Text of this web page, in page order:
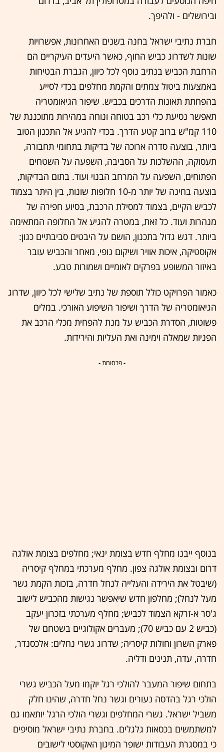
ובירושלים - ולהיפך.
חברת נתיבי ישראל בחנה בשנים האחרונות, אפשרויות
שונות לשדרוג כביש החוף, כאשר היעדים העיקריים הם
הרחבת הכביש בנתיב נוסף לכל כיוון, הגברת הבטיחות
באמצעות ביטול צמתים והקמת מחלפים בכדי לסייע
בהפחתת תאונות הדרכים בכביש. שיפור הגיאומטריה
תאפשר נסיעת כלי רכב בטוחה ונוחה במהירות מתוכננת של
110 קמ"ש ברוב קטע הדרך. בכדי להגיע אל התכנון הטוב
ביותר, בוצעה סדרה ארוכה של בדיקות בתחומי תחבורה,
תעסוקה, ההשלכות על הסביבה, השפעה על השטחים
הפתוחים, השפעה על המרחב הבנוי ועוד. בתום הבדיקות,
בוצעה בחינה של יותר מ-10 חלופות שונות, בין היתר בצמוד
לכביש הקיים, בצמוד למסילת הרכבת, בסיוע חפירה של
מנהרות ועוד. כל זאת, במטרה להגיע אל החלופה המתאימה
ביותר. דגש גדול בתכנון, הושם על היבטים סביבתיים כגון:
אקוסטיקה, איכות אוויר ושיקום נופי, מאחר והכביש עובר
באיזור המשופע בפרקים לאומיים ושמורות טבע.
כאמור הפרויקט כולל תוספת של נתיב שלישי לכל כיוון, שדרוג
הגיאומטריה של הדרך ושיפור השיפוע האורכי. במלים
פשוטות, הסדרת הכביש על מנת להפחית מכלי הרכב את
הפניות שמאלה וימינה ואת העליות והירידות.
- פרסומת -
בנוסף ייבנו מחלף חדש בצומת ינאי; מחלפים בצומת אולגה
דרום ובצומת אולגה צפון. מחלף מערכתי במחלף קיסריה
(שיבטל את הירידה והעלייה לנחל חדרה, בזכות הקמת גשר
מעל לנחל); מחלפון חדש שיאפשר נגישות מהכביש לישוב
ג'סר א-זרקא הצמוד לכביש; מחלף מערכתי בזכרון יעקב
(כביש 2 עם כביש 70); מעברים אקולוגיים בשטחם של
פארק השרון וחולות קיסריה; שדרוג גשרי נחלים: אלכסנדר,
חדרה, עדה, תנינים ודליה.
בתחום שיפור המעבר להולכי רגל יוקמו מעל הכביש גשרי
הולכי רגל בהדסה נעורים וגשר נחל חדרה, שהינו חלק
משביל ישראל. גשרי המחלפים וגשרי הולכי הרגל יותאמו גם
למשתמשים בכסאות גלגלים. בחברת נתיבי ישראל מוסיפים
כי במסגרת העבודות ישופר המיגון האקוסטי לישובים